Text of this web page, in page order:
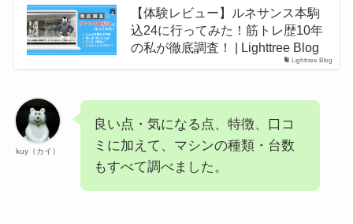
Lighttree Blog
【体験レビュー】ルネサンス本駒
込24に行ってみた！筋トレ歴10年
の私が徹底調査！ | Lighttree Blog
kuy（カイ）
良い点・気になる点、特徴、口コ
ミに加えて、マシンの種類・台数
もすべて調べました。